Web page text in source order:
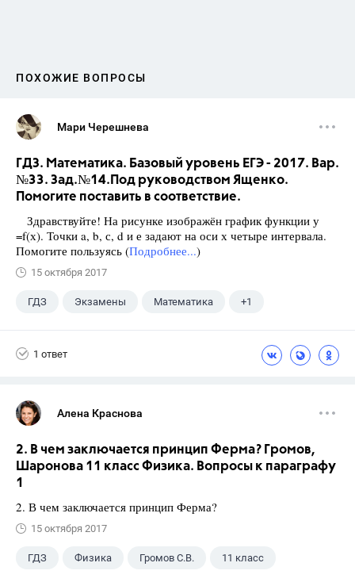
ПОХОЖИЕ ВОПРОСЫ
Мари Черешнева
ГДЗ. Математика. Базовый уровень ЕГЭ - 2017. Вар.
№33. Зад.№14.Под руководством Ященко.
Помогите поставить в соответствие.
Здравствуйте! На рисунке изображён график функции у
=f(х). Точки a, b, с, d и е задают на оси х четыре интервала.
Помогите пользуясь (Подробнее...)
15 октября 2017
ГДЗ Экзамены Математика +1
1 ответ
Алена Краснова
2. В чем заключается принцип Ферма? Громов,
Шаронова 11 класс Физика. Вопросы к параграфу
1
2. В чем заключается принцип Ферма?
15 октября 2017
ГДЗ Физика Громов С.В. 11 класс